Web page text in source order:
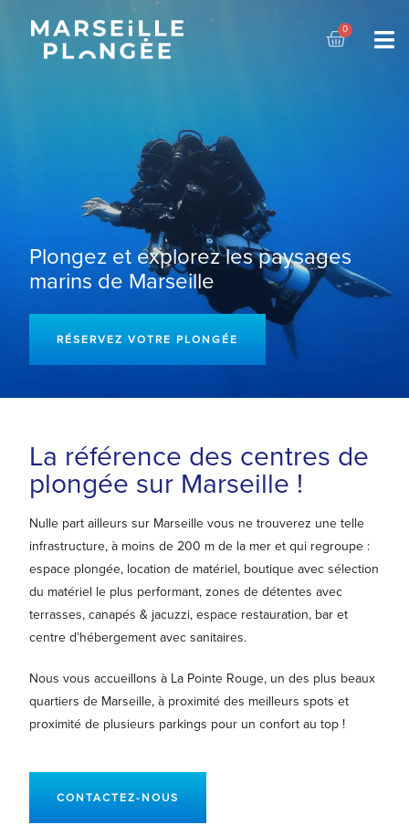
Plongez et explorez les paysages
marins de Marseille
RÉSERVEZ VOTRE PLONGÉE
La référence des centres de
plongée sur Marseille !
Nulle part ailleurs sur Marseille vous ne trouverez une telle
infrastructure, à moins de 200 m de la mer et qui regroupe :
espace plongée, location de matériel, boutique avec sélection
du matériel le plus performant, zones de détentes avec
terrasses, canapés & jacuzzi, espace restauration, bar et
centre d’hébergement avec sanitaires.
Nous vous accueillons à La Pointe Rouge, un des plus beaux
quartiers de Marseille, à proximité des meilleurs spots et
proximité de plusieurs parkings pour un confort au top !
CONTACTEZ-NOUS